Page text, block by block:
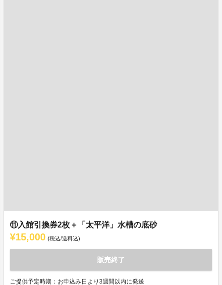
⑪入館引換券2枚＋「太平洋」水槽の底砂
¥15,000 (税込/送料込)
販売終了
ご提供予定時期：お申込み日より3週間以内に発送